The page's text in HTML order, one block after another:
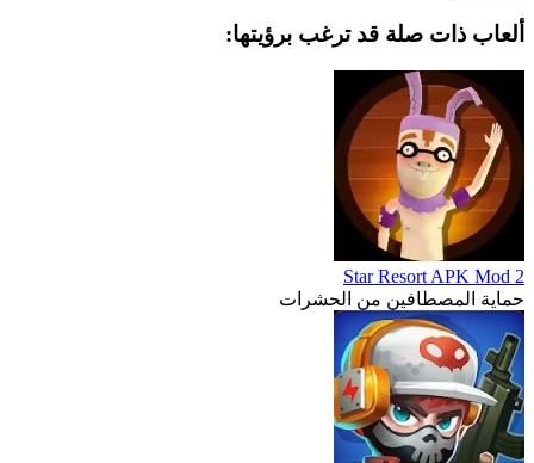
ألعاب ذات صلة قد ترغب برؤيتها:
2 Star Resort APK Mod
حماية المصطافين من الحشرات